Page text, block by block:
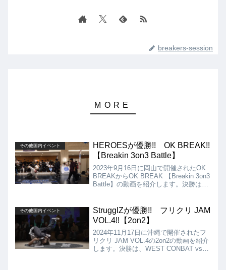
breakers-session
その他国内イベント
HEROESが優勝!! OK BREAK!!
【Breakin 3on3 Battle】
2023年9月16日に岡山で開催されたOK
BREAKからOK BREAK 【Breakin 3on3
Battle】の動画を紹介します。決勝は、
その他国内イベント
StrugglZが優勝!! フリクリ JAM
VOL.4!!【2on2】
2024年11月17日に沖縄で開催されたフ
リクリ JAM VOL.4の2on2の動画を紹介
します。決勝は、WEST CONBAT vs